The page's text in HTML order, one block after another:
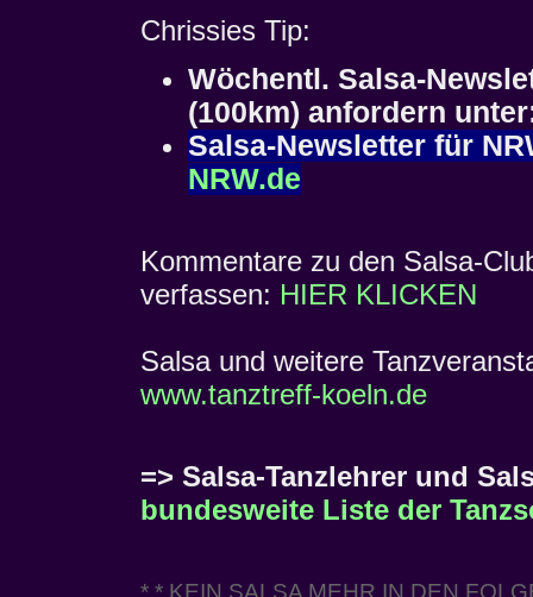
Chrissies Tip:
Wöchentl. Salsa-
(100km) anfordern
Salsa-Newsletter für
NRW.de
Kommentare zu den Salsa-
verfassen: HIER KLICKEN
Salsa und weitere
www.tanztreff-koeln.de
=> Salsa-Tanzlehrer und
bundesweite Liste der